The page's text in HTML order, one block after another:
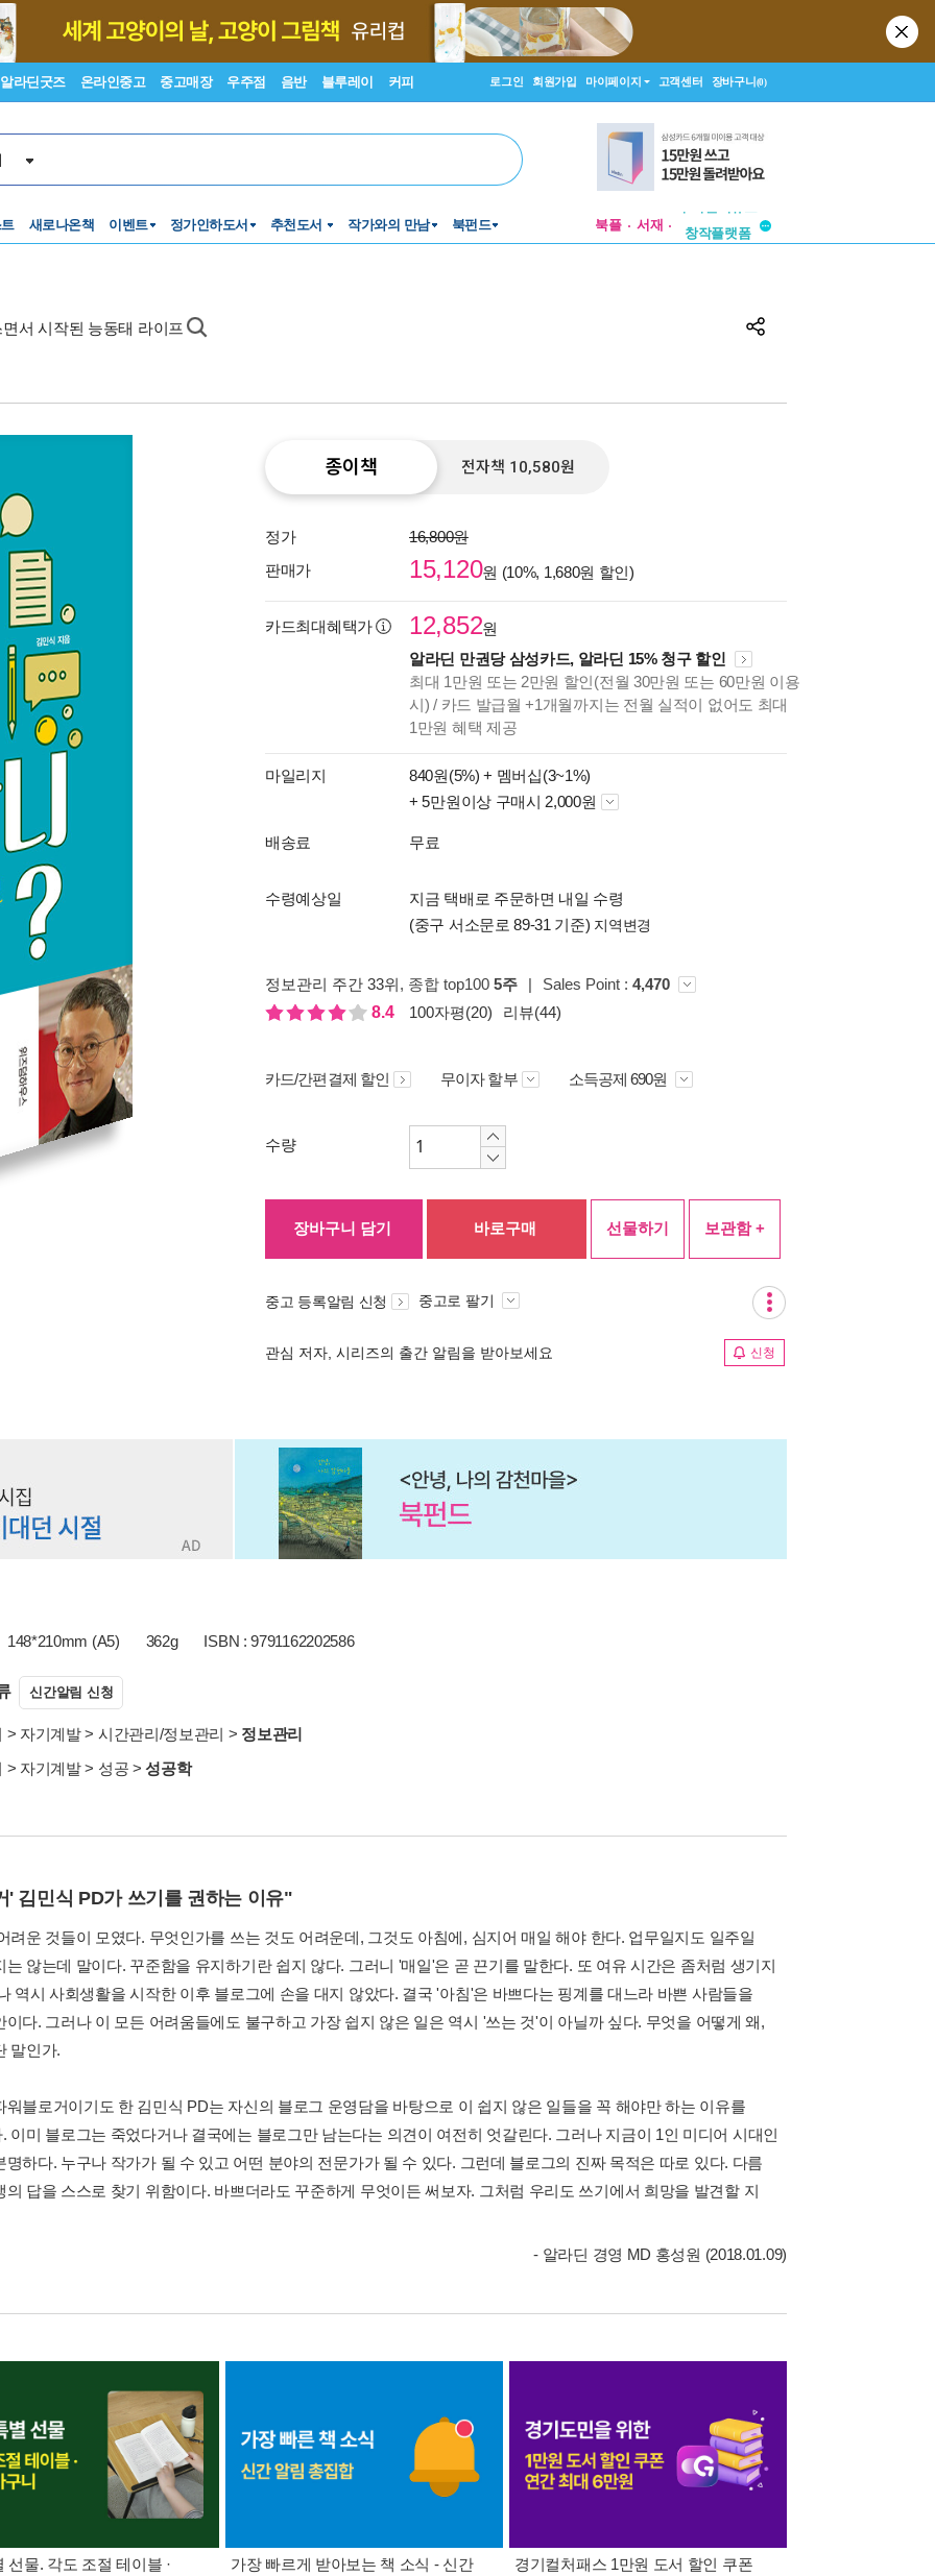
알라딘굿즈 온라인중고 중고매장 우주점 음반 블루레이 커피 로그인 회원가입 마이페이지 고객센터 장바구니(0)
새로나온책 이벤트 정가인하도서 추천도서 작가와의 만남 북펀드 북플 서재
창작플랫폼
서 시작된 능동태 라이프
종이책 전자책 10,580원
정가
16,800원
판매가
15,120원 (10%, 1,680원 할인)
카드최대혜택가 12,852원
알라딘 만권당 삼성카드, 알라딘 15% 청구 할인
최대 1만원 또는 2만원 할인(전월 30만원 또는 60만원 이용
시) / 카드 발급월 +1개월까지는 전월 실적이 없어도 최대
1만원 혜택 제공
마일리지 840원(5%) + 멤버십(3~1%)
+ 5만원이상 구매시 2,000원
배송료 무료
수령예상일
지금 택배로 주문하면 내일 수령
(중구 서소문로 89-31 기준) 지역변경
정보관리 주간 33위, 종합 top100 5주 | Sales Point : 4,470
8.4
100자평(20) 리뷰(44)
카드/간편결제 할인 무이자 할부 소득공제 690원
수량
장바구니 담기 바로구매 선물하기 보관함 +
중고 등록알림 신청 중고로 팔기
관심 저자, 시리즈의 출간 알림을 받아보세요 신청
148*210mm (A5) 362g ISBN : 9791162202586
신간알림 신청
> 자기계발> 시간관리/정보관리 > 정보관리
> 자기계발> 성공 >성공학
' 김민식 PD가 쓰기를 권하는 이유"
려운 것들이 모였다. 무엇인가를 쓰는 것도 어려운데, 그것도 아침에, 심지어 매일 해야 한다. 업무일지도 일주일
는 않는데 말이다. 꾸준함을 유지하기란 쉽지 않다. 그러니 '매일'은 곧 끈기를 말한다. 또 여유 시간은 좀처럼 생기지
역시 사회생활을 시작한 이후 블로그에 손을 대지 않았다. 결국 '아침'은 바쁘다는 핑계를 대느라 바쁜 사람들을
이다. 그러나 이 모든 어려움들에도 불구하고 가장 쉽지 않은 일은 역시 '쓰는 것'이 아닐까 싶다. 무엇을 어떻게 왜,
말인가.
워블로거이기도 한 김민식 PD는 자신의 블로그 운영담을 바탕으로 이 쉽지 않은 일들을 꼭 해야만 하는 이유를
이미 블로그는 죽었다거나 결국에는 블로그만 남는다는 의견이 여전히 엇갈린다. 그러나 지금이 1인 미디어 시대인
명하다. 누구나 작가가 될 수 있고 어떤 분야의 전문가가 될 수 있다. 그런데 블로그의 진짜 목적은 따로 있다. 다름
의 답을 스스로 찾기 위함이다. 바쁘더라도 꾸준하게 무엇이든 써보자. 그처럼 우리도 쓰기에서 희망을 발견할 지
- 알라딘 경영 MD 홍성원 (2018.01.09)
선물. 각도 조절 테이블 ·
가장 빠르게 받아보는 책 소식 - 신간
경기컬처패스 1만원 도서 할인 쿠폰